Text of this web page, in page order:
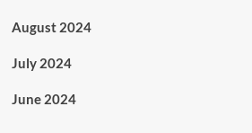
August 2024
July 2024
June 2024